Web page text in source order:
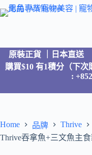
原裝正貨 ｜日本直送
購買$10 有1積分（下
:
Home 品牌
Thrive
Thrive吞拿魚+三文魚主